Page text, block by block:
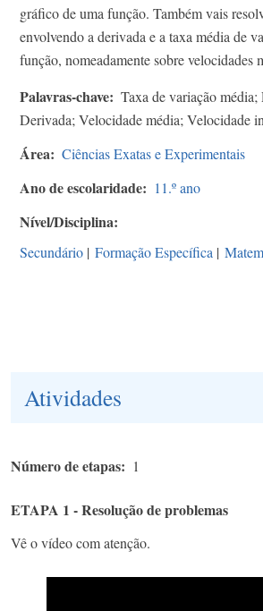
gráfico de uma função. Também vais
envolvendo a derivada e a taxa média de
função, nomeadamente sobre velocidades
Palavras-chave
Taxa de variação média;
Derivada; Velocidade média; Velocidade
Área Ciências Exatas e Experimentais
Ano de escolaridade 11.º ano
Nível/Disciplina
Secundário | Formação Específica |
Atividades
Número de etapas 1
ETAPA 1 - Resolução de problemas
Vê o vídeo com atenção.